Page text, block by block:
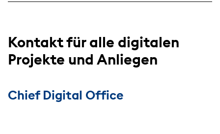
Kontakt für alle digitalen
Projekte und Anliegen
Chief Digital Office